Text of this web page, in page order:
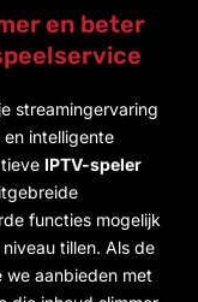
en beter
streamingervaring
intelligente
IPTV-speler
functies mogelijk
tillen. Als de
aanbieden met